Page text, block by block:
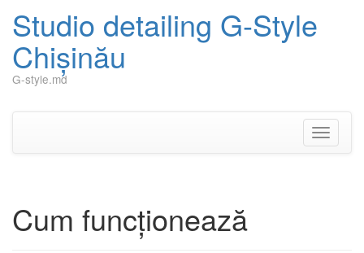
Studio detailing G-Style
Chișinău
G-style.md
Toggle
Cum funcționează